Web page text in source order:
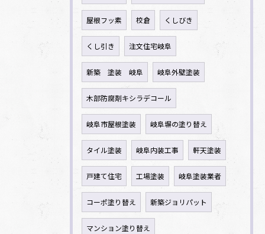
屋根フッ素 校倉 くしびき
くし引き 注文住宅岐阜
新築 塗装 岐阜 岐阜外壁塗装
木部防腐剤キシラデコール
岐阜市屋根塗装 岐阜塀の塗り替え
タイル塗装 岐阜内装工事 軒天塗装
戸建て住宅 工場塗装 岐阜塗装業者
コーポ塗り替え 新築ジョリパット
マンション塗り替え